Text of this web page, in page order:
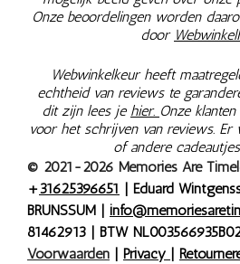
Onze beoordelingen worden
door
Webwinkelkeur heeft
echtheid van reviews te
dit zijn lees je hier. Onze
voor het schrijven van reviews.
of andere
© 2021-2026 Memories Are
+31625396651 | Eduard
BRUNSSUM |
81462913 | BTW
Voorwaarden | Privacy |